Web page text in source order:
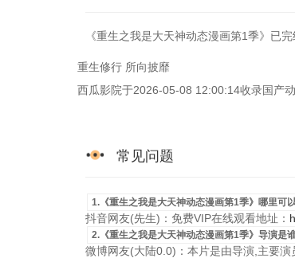
《重生之我是大天神动态漫画第1季》已
重生修行 所向披靡
西瓜影院于2026-05-08 12:00:14收录国产
常见问题
1.《重生之我是大天神动态漫画第1季》哪里可
抖音网友(先生)：免费VIP在线观看地址：
2.《重生之我是大天神动态漫画第1季》导演是
微博网友(大陆0.0)：本片是由导演,主要演